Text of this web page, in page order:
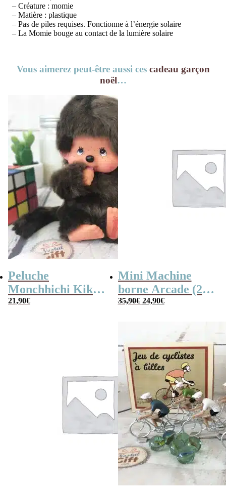
– Créature : momie
– Matière : plastique
– Pas de piles requises. Fonctionne à l’énergie solaire
– La Momie bouge au contact de la lumière solaire
Vous aimerez peut-être aussi ces cadeau garçon
noël…
Peluche
Monchhichi Kiki
l’original (20 cm)
21,90€
Mini Machine
borne Arcade (240
jeux)
35,90€ Le
prix
24,90€Le
prix